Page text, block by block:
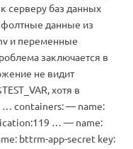
серверу баз данных
данные из
и переменные
заключается в
не видит
хотя в
… containers: — name:
… — name:
bttrm-app-secret key: